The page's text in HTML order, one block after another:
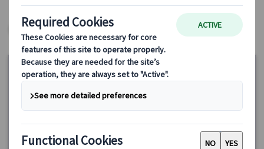
ヨーロッパ・プライベートツアー